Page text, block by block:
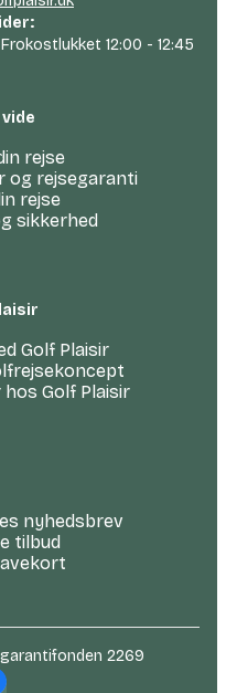
12:00 - 12:45
rejse
og rejsegaranti
rejse
sikkerhed
Golf Plaisir
hos Golf Plaisir
nyhedsbrev
tilbud
2269